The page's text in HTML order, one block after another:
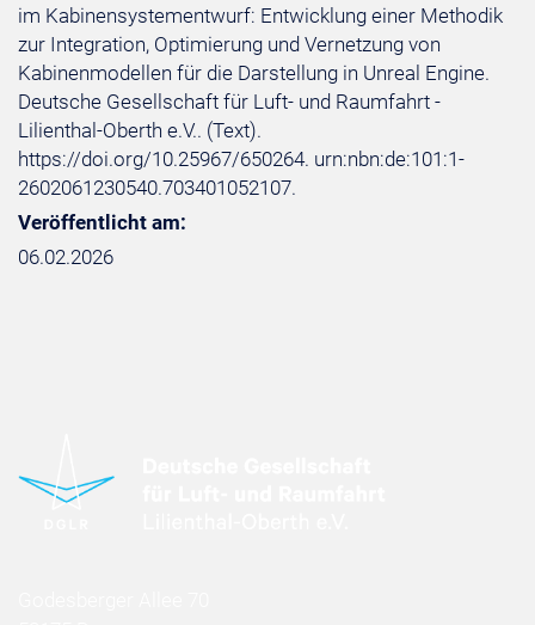
im Kabinensystementwurf: Entwicklung einer Methodik
zur Integration, Optimierung und Vernetzung von
Kabinenmodellen für die Darstellung in Unreal Engine.
Deutsche Gesellschaft für Luft- und Raumfahrt -
Lilienthal-Oberth e.V.. (Text).
https://doi.org/10.25967/650264. urn:nbn:de:101:1-
2602061230540.703401052107.
Veröffentlicht am:
06.02.2026